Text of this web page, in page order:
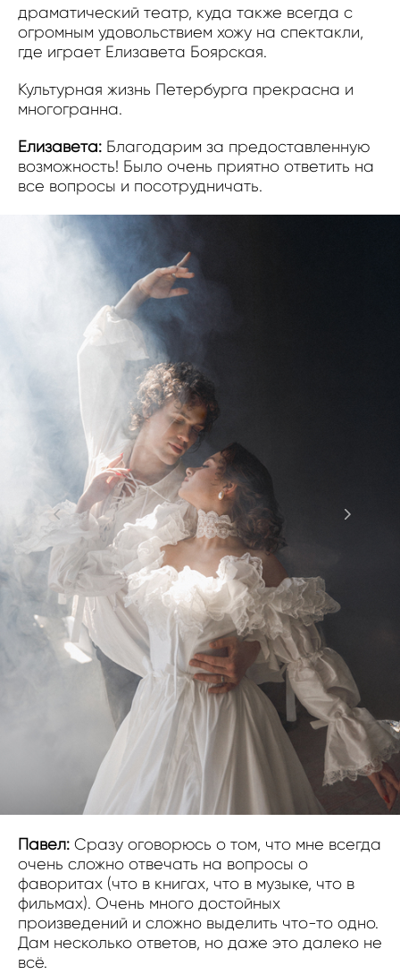
драматический театр, куда также всегда с
огромным удовольствием хожу на спектакли,
где играет Елизавета Боярская.
Культурная жизнь Петербурга прекрасна и
многогранна.
Елизавета: Благодарим за предоставленную
возможность! Было очень приятно ответить на
все вопросы и посотрудничать.
Павел: Сразу оговорюсь о том, что мне всегда
очень сложно отвечать на вопросы о
фаворитах (что в книгах, что в музыке, что в
фильмах). Очень много достойных
произведений и сложно выделить что-то одно.
Дам несколько ответов, но даже это далеко не
всё.